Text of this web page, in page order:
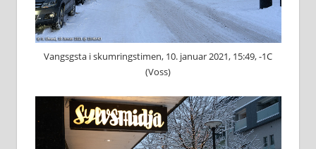
Vangsgsta i skumringstimen, 10. januar 2021, 15:49, -1C
(Voss)